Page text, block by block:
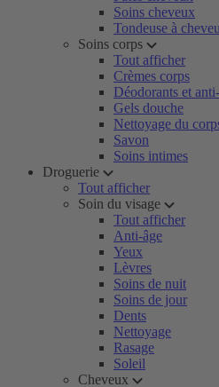
Soins cheveux
Tondeuse à
Soins corps
Tout afficher
Crèmes corps
Déodorants et
Gels douche
Nettoyage du
Savon
Soins intimes
Droguerie
Tout afficher
Soin du visage
Tout afficher
Anti-âge
Yeux
Lèvres
Soins de nuit
Soins de jour
Dents
Nettoyage
Rasage
Soleil
Cheveux